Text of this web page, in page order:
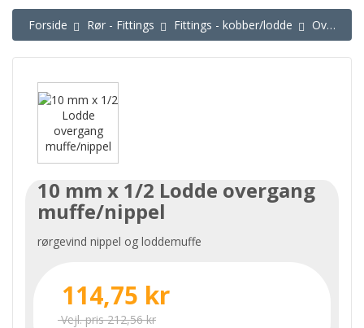
Forside Rør - Fittings Fittings - kobber/lodde Overgange nipler
10 mm x 1/2 Lodde overgang
muffe/nippel
rørgevind nippel og loddemuffe
114,75 kr
Vejl. pris 212,56 kr